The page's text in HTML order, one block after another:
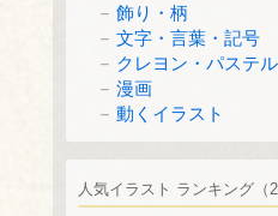
飾り・柄
文字・言葉・記号
クレヨン・パステ
漫画
動くイラスト
人気イラスト ランキング（